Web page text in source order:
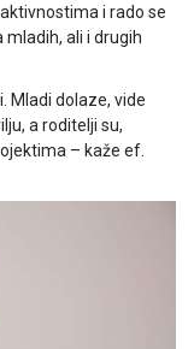
i rado se
ali i drugih
Mladi dolaze, vide
a roditelji su,
– kaže ef.